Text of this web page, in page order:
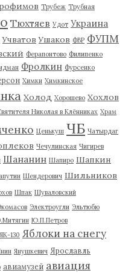
Трубеж Трубная
Тюхтяев Удот Украина
Учватов Ушаков ФВР ФУПМ
Ферапонтово Филипенко
Фролкин Фурсенко
Химки Химкинское
Холод Хорошево Хохлов
Николая в Клённиках Храм
Ценькуш ЧБ Чатырдаг
Чечулинская Чигирев
Шананин Шапиро Шапкин
Шендерович Шильников
Шпак Шуваловский
Электроугли Эльтюбю
Ю.П.Петров
ЯК-130 Яблоки на снегу
Янушкевич Ярославль
авиамузей авиация